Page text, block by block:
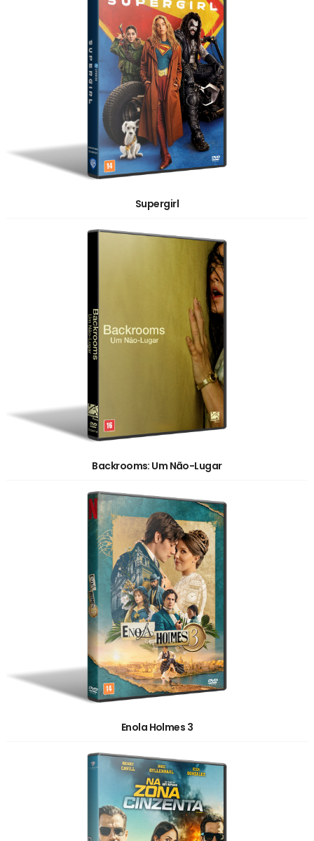
Supergirl
Backrooms: Um Não-Lugar
Enola Holmes 3